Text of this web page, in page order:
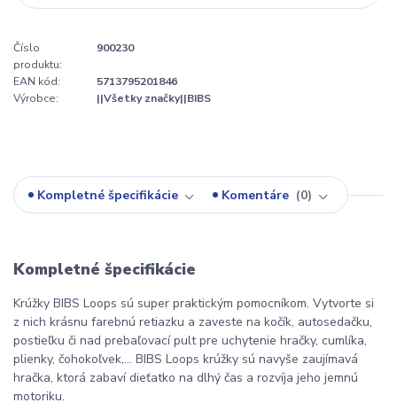
Číslo
produktu:
900230
EAN kód:
5713795201846
Výrobce:
||Všetky značky||BIBS
Kompletné špecifikácie Komentáre 0
Kompletné špecifikácie
Krúžky BIBS Loops sú super praktickým pomocníkom. Vytvorte si
z nich krásnu farebnú retiazku a zaveste na kočík, autosedačku,
postieľku či nad prebaľovací pult pre uchytenie hračky, cumlíka,
plienky, čohokoľvek,... BIBS Loops krúžky sú navyše zaujímavá
hračka, ktorá zabaví dieťatko na dlhý čas a rozvíja jeho jemnú
motoriku.